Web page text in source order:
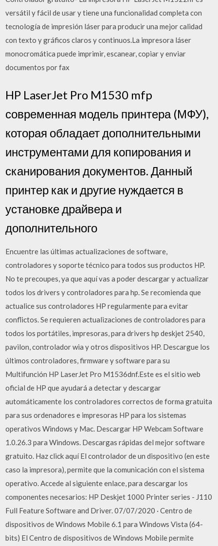
versátil y fácil de usar y tiene una funcionalidad completa con
tecnología de impresión láser para producir una mejor calidad
con texto y gráficos claros y continuos.La impresora láser
monocromática puede imprimir, escanear, copiar y enviar
documentos por fax
HP LaserJet Pro M1530 mfp
современная модель принтера (МФУ),
которая обладает дополнительными
инструментами для копирования и
сканирования документов. Данный
принтер как и другие нуждается в
установке драйвера и
дополнительного
Encuentre las últimas actualizaciones de software,
controladores y soporte técnico para todos sus productos HP.
No te precoupes, ya que aquí vas a poder descargar y actualizar
todos los drivers y controladores para hp. Se recomienda que
actualice sus controladores HP regularmente para evitar
conflictos. Se requieren actualizaciones de controladores para
todos los portátiles, impresoras, para drivers hp deskjet 2540,
pavilon, controlador wia y otros dispositivos HP. Descargue los
últimos controladores, firmware y software para su
Multifunción HP LaserJet Pro M1536dnf.Este es el sitio web
oficial de HP que ayudará a detectar y descargar
automáticamente los controladores correctos de forma gratuita
para sus ordenadores e impresoras HP para los sistemas
operativos Windows y Mac. Descargar HP Webcam Software
1.0.26.3 para Windows. Descargas rápidas del mejor software
gratuito. Haz click aquí El controlador de un dispositivo (en este
caso la impresora), permite que la comunicación con el sistema
operativo. Accede al siguiente enlace, para descargar los
componentes necesarios: HP Deskjet 1000 Printer series - J110
Full Feature Software and Driver. 07/07/2020 · Centro de
dispositivos de Windows Mobile 6.1 para Windows Vista (64-
bits) El Centro de dispositivos de Windows Mobile permite